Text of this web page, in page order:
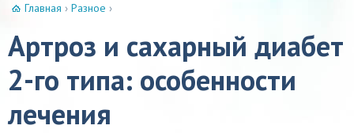
Главная › Разное ›
Артроз и сахарный диабет
2-го типа: особенности
лечения